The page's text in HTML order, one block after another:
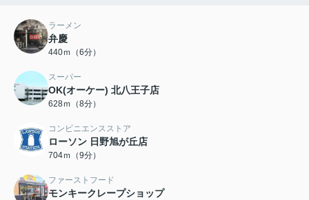
ラーメン
弁慶
440ｍ（6分）
スーパー
OK(オーケー) 北八王子店
628ｍ（8分）
コンビニエンスストア
ローソン 日野旭が丘店
704ｍ（9分）
ファーストフード
モンキークレープショップ